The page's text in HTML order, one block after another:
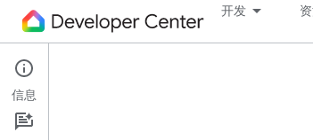
开发
请
信息